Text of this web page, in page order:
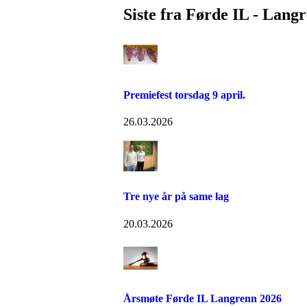
Siste fra Førde IL -
Premiefest torsdag 9 april.
26.03.2026
Tre nye år på same lag
20.03.2026
Årsmøte Førde IL Langrenn 2026